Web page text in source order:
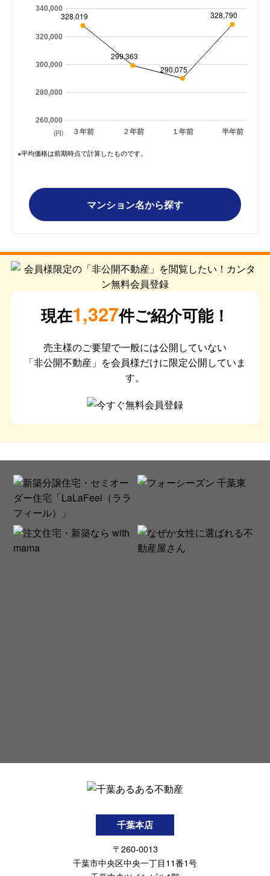
３年前 ２年前 １年前 半年前
260,000
280,000
300,000
320,000
340,000
328,019
299,363
290,075
328,790
(円)
※平均価格は前期時点で計算したものです。
マンション名から探す
現在1,327件ご紹介可能！
売主様のご要望で一般には公開していない
「非公開不動産」を会員様だけに限定公開していま
す。
千葉本店
〒260-0013
千葉市中央区中央一丁目11番1号